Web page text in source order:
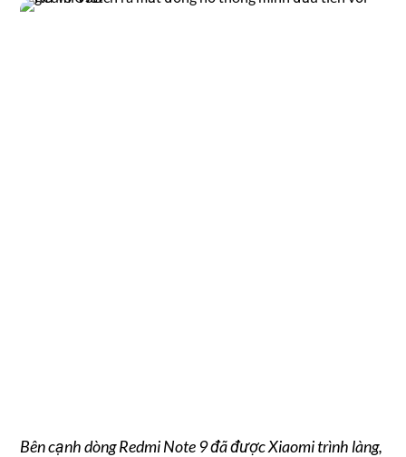
Bên cạnh dòng Redmi Note 9 đã được Xiaomi trình làng,